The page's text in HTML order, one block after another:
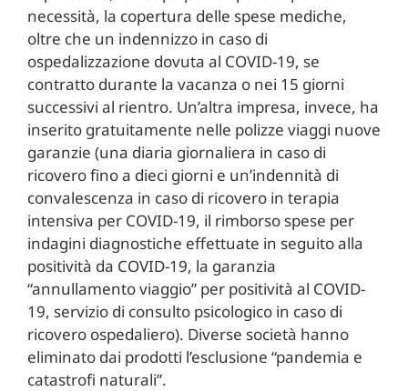
necessità, la copertura delle spese mediche,
oltre che un indennizzo in caso di
ospedalizzazione dovuta al COVID-19, se
contratto durante la vacanza o nei 15 giorni
successivi al rientro. Un’altra impresa, invece, ha
inserito gratuitamente nelle polizze viaggi nuove
garanzie (una diaria giornaliera in caso di
ricovero fino a dieci giorni e un’indennità di
convalescenza in caso di ricovero in terapia
intensiva per COVID-19, il rimborso spese per
indagini diagnostiche effettuate in seguito alla
positività da COVID-19, la garanzia
“annullamento viaggio” per positività al COVID-
19, servizio di consulto psicologico in caso di
ricovero ospedaliero). Diverse società hanno
eliminato dai prodotti l’esclusione “pandemia e
catastrofi naturali”.